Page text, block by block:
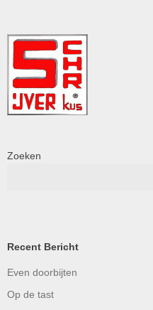
Zoeken
Recent Bericht
Even doorbijten
Op de tast